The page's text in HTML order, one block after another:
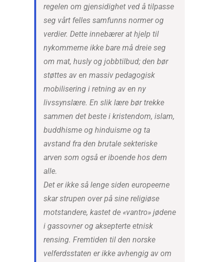
regelen om gjensidighet ved å tilpasse
seg vårt felles samfunns normer og
verdier. Dette innebærer at hjelp til
nykommerne ikke bare må dreie seg
om mat, husly og jobbtilbud; den bør
støttes av en massiv pedagogisk
mobilisering i retning av en ny
livssynslære. En slik lære bør trekke
sammen det beste i kristendom, islam,
buddhisme og hinduisme og ta
avstand fra den brutale sekteriske
arven som også er iboende hos dem
alle.
Det er ikke så lenge siden europeerne
skar strupen over på sine religiøse
motstandere, kastet de «vantro» jødene
i gassovner og aksepterte etnisk
rensing. Fremtiden til den norske
velferdsstaten er ikke avhengig av om